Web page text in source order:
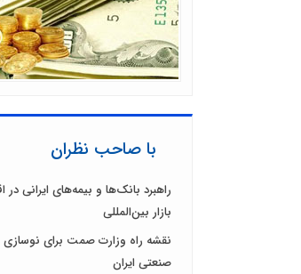
با صاحب نظران
راهبرد بانک‌ها و بیمه‌های ایرانی
بازار بین‌المللی
نقشه راه وزارت صمت برای
صنعتی ایران